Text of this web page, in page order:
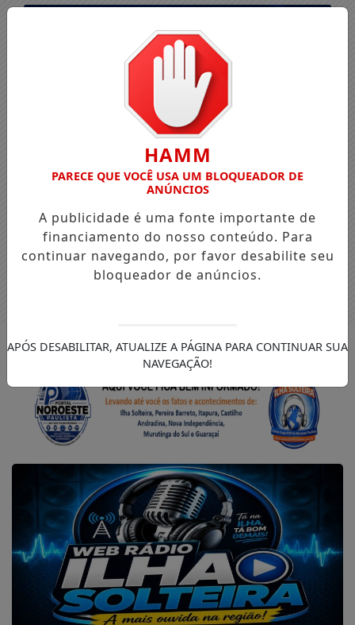
Entrar
HAMM
PARECE QUE VOCÊ USA UM BLOQUEADOR DE
ANÚNCIOS
A publicidade é uma fonte importante de
financiamento do nosso conteúdo. Para
continuar navegando, por favor desabilite seu
bloqueador de anúncios.
APÓS DESABILITAR, ATUALIZE A PÁGINA PARA CONTINUAR SUA
NAVEGAÇÃO!